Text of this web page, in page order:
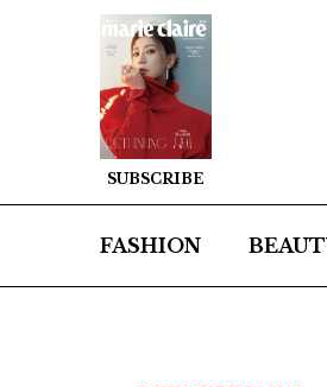
SUBSCRIBE
FASHION